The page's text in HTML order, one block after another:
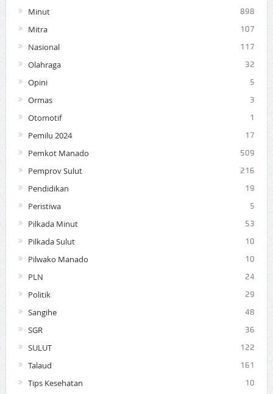
Minut 898
Mitra 107
Nasional 117
Olahraga 32
Opini 5
Ormas 3
Otomotif 1
Pemilu 2024 17
Pemkot Manado 509
Pemprov Sulut 216
Pendidikan 19
Peristiwa 5
Pilkada Minut 53
Pilkada Sulut 10
Pilwako Manado 10
PLN 24
Politik 29
Sangihe 48
SGR 36
SULUT 122
Talaud 161
Tips Kesehatan 10